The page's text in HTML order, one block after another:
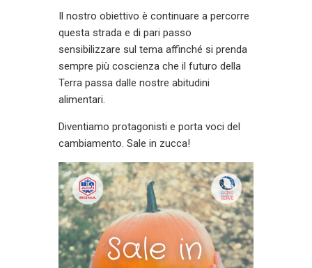
Il nostro obiettivo è continuare a percorre
questa strada e di pari passo
sensibilizzare sul tema affinché si prenda
sempre più coscienza che il futuro della
Terra passa dalle nostre abitudini
alimentari.
Diventiamo protagonisti e porta voci del
cambiamento. Sale in zucca!